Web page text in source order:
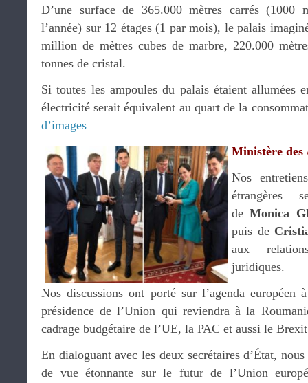
D’une surface de 365.000 mètres carrés (1000
l’année) sur 12 étages (1 par mois), le palais
million de mètres cubes de marbre, 220.000
tonnes de cristal.
Si toutes les ampoules du palais étaient allumées
électricité serait équivalent au quart de la
d’images
Ministère des
Nos
étrangères
deMonica
puis de
aux
juridiques.
Nos discussions ont porté sur l’agenda européen
présidence de l’Union qui reviendra à la
cadrage budgétaire de l’UE, la PAC et aussi le
En dialoguant avec les deux secrétaires d’État,
de vue étonnante sur le futur de l’Union